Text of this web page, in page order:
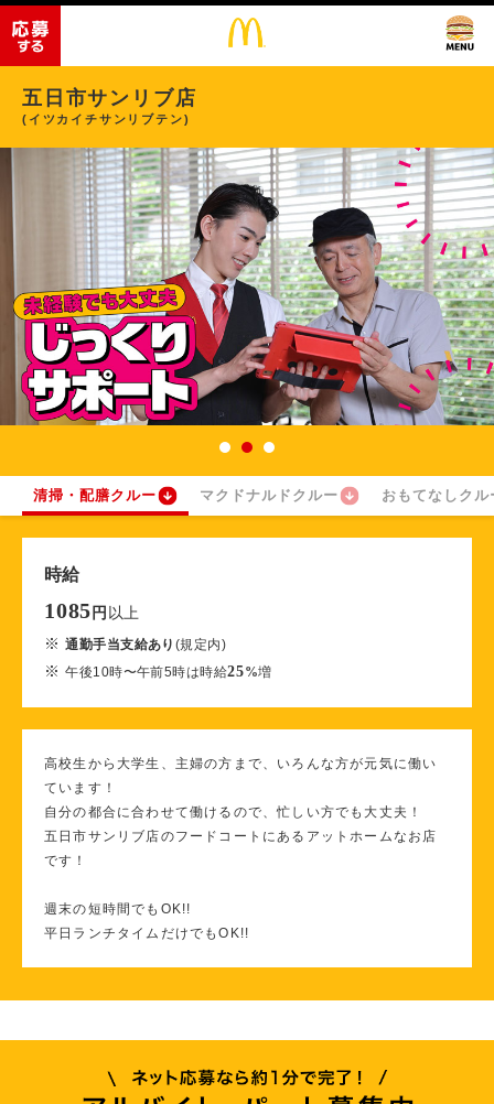
五日市サンリブ店
(イツカイチサンリブテン)
清掃・配膳クルー マクドナルドクルー おもてなしクル
時給
1085 円 以上
※通勤手当支給あり (規定内)
※午後10時〜午前5時は時給25%増
高校生から大学生、主婦の方まで、いろんな方が元気に働い
ています！
自分の都合に合わせて働けるので、忙しい方でも大丈夫！
五日市サンリブ店のフードコートにあるアットホームなお店
です！
週末の短時間でもOK!!
平日ランチタイムだけでもOK!!